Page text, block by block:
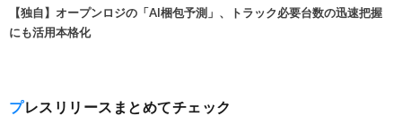
【独自】オープンロジの「AI梱包予測」、トラック必要台数の迅速把握
にも活用本格化
プレスリリースまとめてチェック